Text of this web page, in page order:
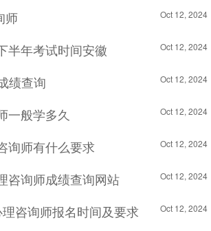
师 Oct 12, 2024
半年考试时间安徽 Oct 12, 2024
绩查询 Oct 12, 2024
一般学多久 Oct 12, 2024
询师有什么要求 Oct 12, 2024
咨询师成绩查询网站 Oct 12, 2024
咨询师报名时间及要求 Oct 12, 2024